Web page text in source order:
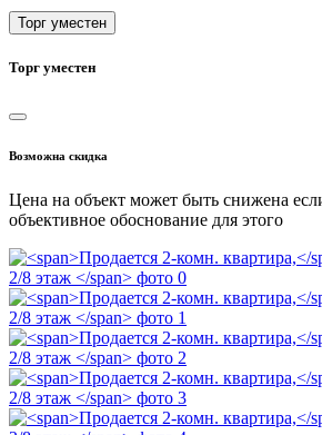
Торг уместен
Торг уместен
Возможна скидка
Цена на объект может быть снижена
объективное обоснование для этого